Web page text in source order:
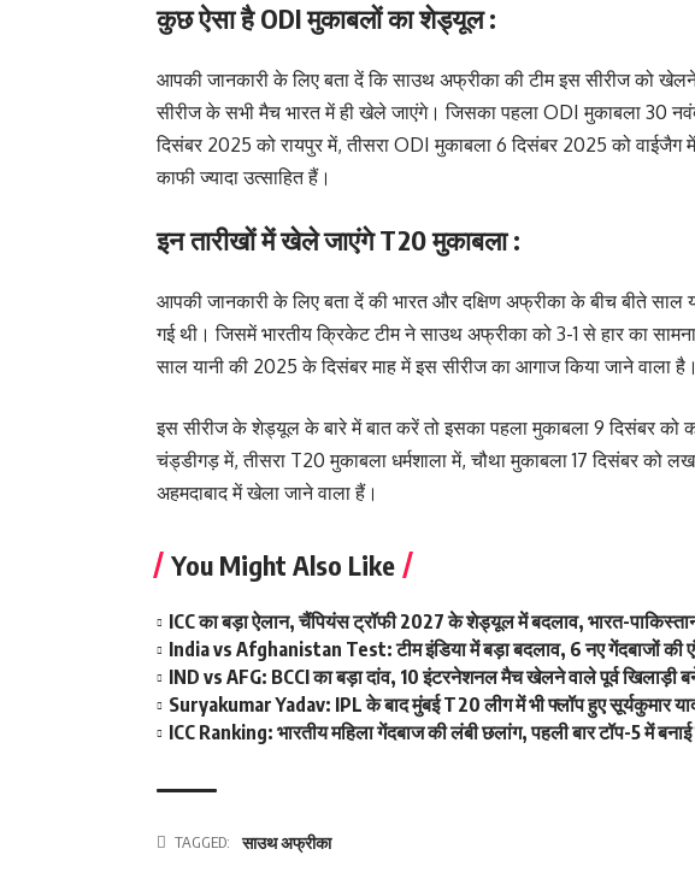
कुछ ऐसा है ODI मुकाबलों का शेड्यूल :
आपकी जानकारी के लिए बता दें कि साउथ अफ्रीका की टीम इस सीरीज को
सीरीज के सभी मैच भारत में ही खेले जाएंगे। जिसका पहला ODI मुकाबला 30
दिसंबर 2025 को रायपुर में, तीसरा ODI मुकाबला 6 दिसंबर 2025 को
काफी ज्यादा उत्साहित हैं।
इन तारीखों में खेले जाएंगे T20 मुकाबला :
आपकी जानकारी के लिए बता दें की भारत और दक्षिण अफ्रीका के बीच बीते
गई थी। जिसमें भारतीय क्रिकेट टीम ने साउथ अफ्रीका को 3-1 से हार का
साल यानी की 2025 के दिसंबर माह में इस सीरीज का आगाज किया जाने वाला है।
इस सीरीज के शेड्यूल के बारे में बात करें तो इसका पहला मुकाबला 9 दिसंबर को
चंड्डीगड़ में, तीसरा T20 मुकाबला धर्मशाला में, चौथा मुकाबला 17 दिसंबर को
अहमदाबाद में खेला जाने वाला हैं।
You Might Also Like
ICC का बड़ा ऐलान, चैंपियंस ट्रॉफी 2027 के शेड्यूल में बदलाव, भारत-
India vs Afghanistan Test: टीम इंडिया में बड़ा बदलाव, 6 नए गेंदबाजों की
IND vs AFG: BCCI का बड़ा दांव, 10 इंटरनेशनल मैच खेलने वाले पूर्व खिलाड़ी
Suryakumar Yadav: IPL के बाद मुंबई T20 लीग में भी फ्लॉप हुए सूर्यकुमार
ICC Ranking: भारतीय महिला गेंदबाज की लंबी छलांग, पहली बार टॉप-5 में
TAGGED: साउथ अफ्रीका